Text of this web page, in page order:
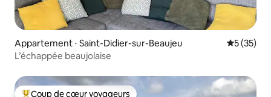
Appartement ⋅ Saint-Didier-sur-Beaujeu
5 (35)
L’échappée beaujolaise
Coup de cœur voyageurs